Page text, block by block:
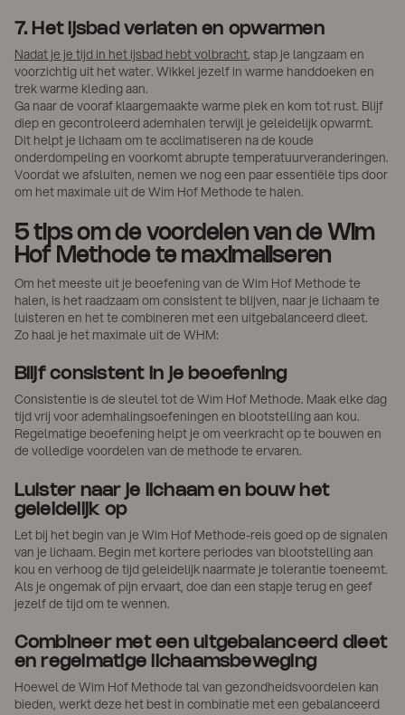
7. Het ijsbad verlaten en opwarmen
Nadat je je tijd in het ijsbad hebt volbracht, stap je langzaam en
voorzichtig uit het water. Wikkel jezelf in warme handdoeken en
trek warme kleding aan.
Ga naar de vooraf klaargemaakte warme plek en kom tot rust. Blijf
diep en gecontroleerd ademhalen terwijl je geleidelijk opwarmt.
Dit helpt je lichaam om te acclimatiseren na de koude
onderdompeling en voorkomt abrupte temperatuurveranderingen.
Voordat we afsluiten, nemen we nog een paar essentiële tips door
om het maximale uit de Wim Hof Methode te halen.
5 tips om de voordelen van de Wim
Hof Methode te maximaliseren
Om het meeste uit je beoefening van de Wim Hof Methode te
halen, is het raadzaam om consistent te blijven, naar je lichaam te
luisteren en het te combineren met een uitgebalanceerd dieet.
Zo haal je het maximale uit de WHM:
Blijf consistent in je beoefening
Consistentie is de sleutel tot de Wim Hof Methode. Maak elke dag
tijd vrij voor ademhalingsoefeningen en blootstelling aan kou.
Regelmatige beoefening helpt je om veerkracht op te bouwen en
de volledige voordelen van de methode te ervaren.
Luister naar je lichaam en bouw het
geleidelijk op
Let bij het begin van je Wim Hof Methode-reis goed op de signalen
van je lichaam. Begin met kortere periodes van blootstelling aan
kou en verhoog de tijd geleidelijk naarmate je tolerantie toeneemt.
Als je ongemak of pijn ervaart, doe dan een stapje terug en geef
jezelf de tijd om te wennen.
Combineer met een uitgebalanceerd dieet
en regelmatige lichaamsbeweging
Hoewel de Wim Hof Methode tal van gezondheidsvoordelen kan
bieden, werkt deze het best in combinatie met een gebalanceerd